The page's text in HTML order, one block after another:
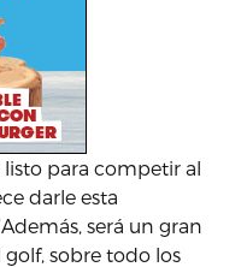
listo para competir al
darle esta
será un gran
sobre todo los